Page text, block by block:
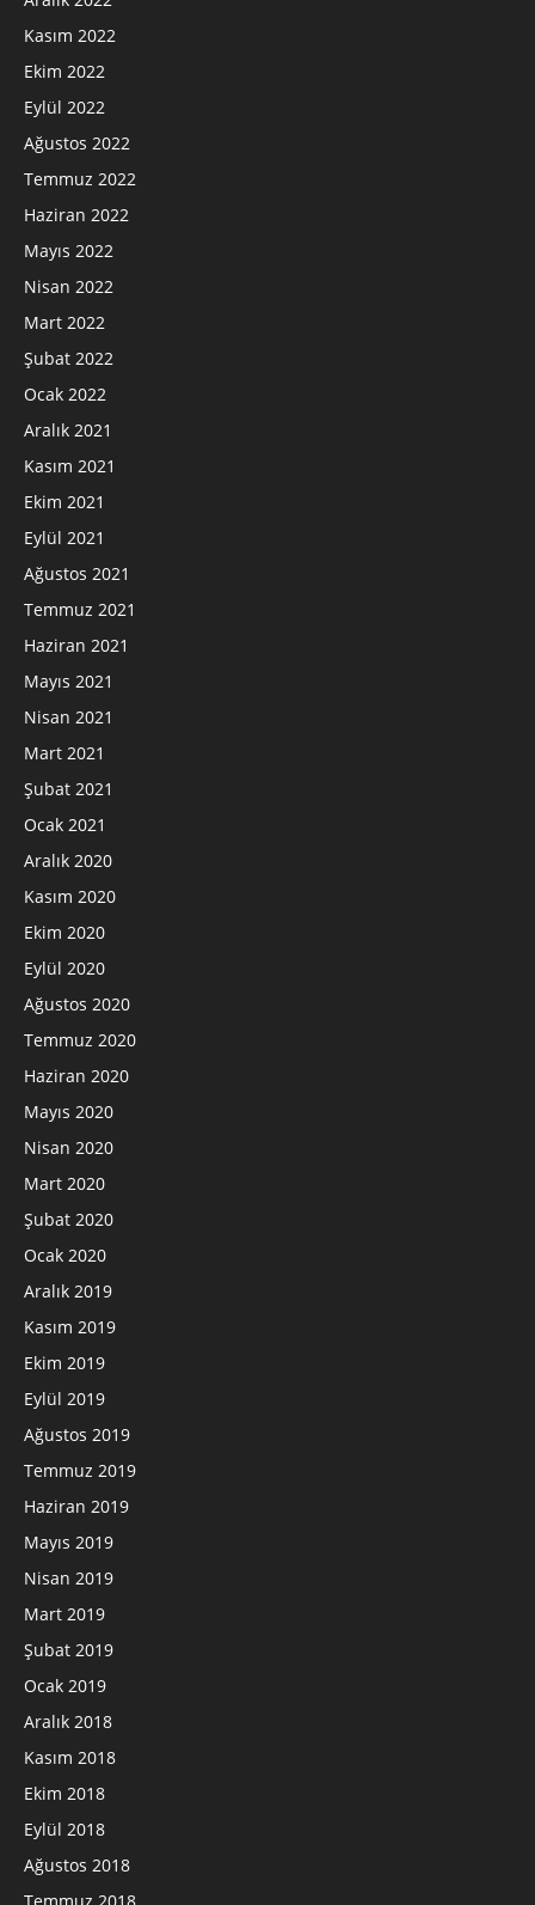
Kasım 2022
Ekim 2022
Eylül 2022
Ağustos 2022
Temmuz 2022
Haziran 2022
Mayıs 2022
Nisan 2022
Mart 2022
Şubat 2022
Ocak 2022
Aralık 2021
Kasım 2021
Ekim 2021
Eylül 2021
Ağustos 2021
Temmuz 2021
Haziran 2021
Mayıs 2021
Nisan 2021
Mart 2021
Şubat 2021
Ocak 2021
Aralık 2020
Kasım 2020
Ekim 2020
Eylül 2020
Ağustos 2020
Temmuz 2020
Haziran 2020
Mayıs 2020
Nisan 2020
Mart 2020
Şubat 2020
Ocak 2020
Aralık 2019
Kasım 2019
Ekim 2019
Eylül 2019
Ağustos 2019
Temmuz 2019
Haziran 2019
Mayıs 2019
Nisan 2019
Mart 2019
Şubat 2019
Ocak 2019
Aralık 2018
Kasım 2018
Ekim 2018
Eylül 2018
Ağustos 2018